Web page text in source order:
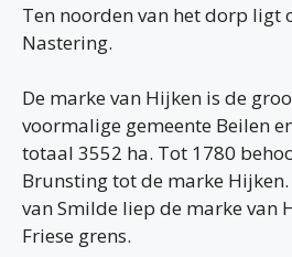
Ten noorden van het dorp ligt
Nastering.
De marke van Hijken is de
voormalige gemeente Beilen
totaal 3552 ha. Tot 1780
Brunsting tot de marke
van Smilde liep de marke van
Friese grens.